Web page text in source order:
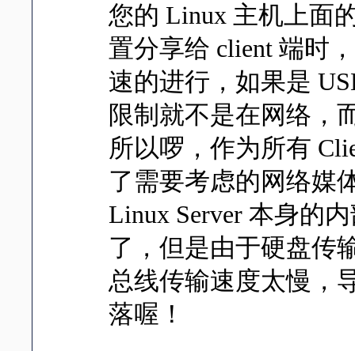
您的 Linux 主机上面
置分享给 client 端时
速的进行，如果是
限制就不是在网络，
所以啰，作为所有
了需要考虑的网络媒
Linux Server 本身的
了，但是由于硬盘传
总线传输速度太慢，
落喔！